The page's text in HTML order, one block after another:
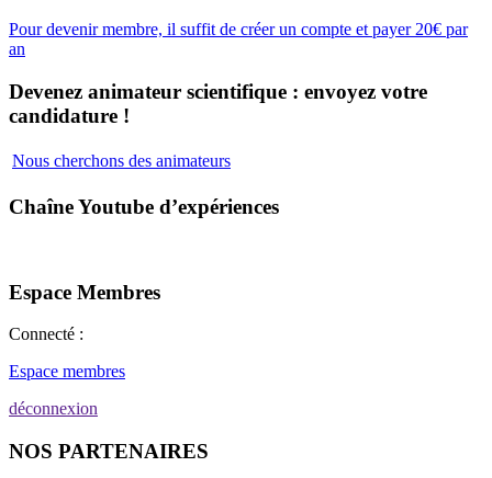
Pour devenir membre, il suffit de créer un compte et payer 20€ par
an
Devenez animateur scientifique : envoyez votre
candidature !
Nous cherchons des animateurs
Chaîne Youtube d’expériences
Espace Membres
Connecté :
Espace membres
déconnexion
NOS PARTENAIRES